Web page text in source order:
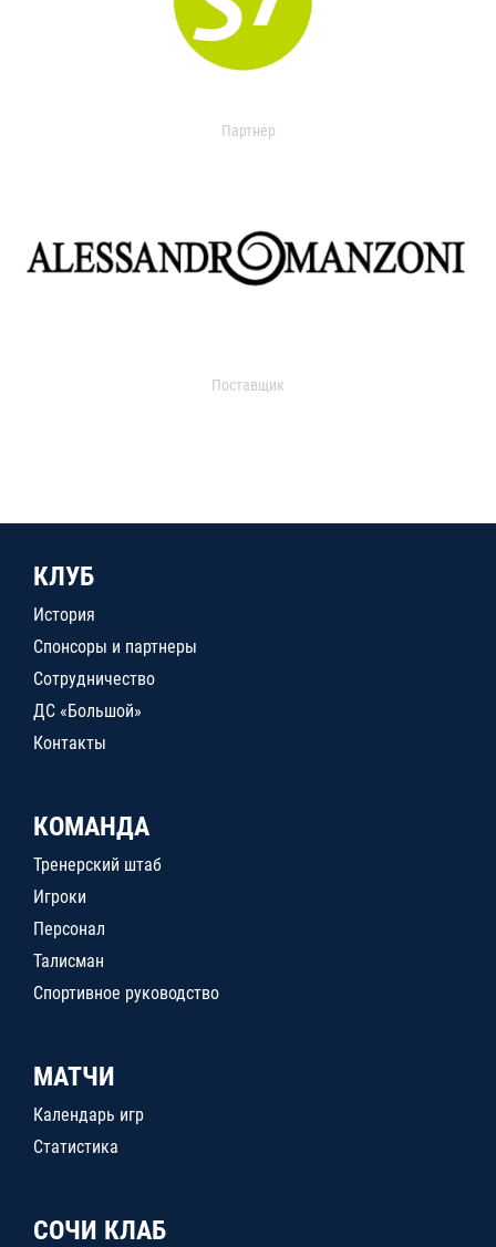
Партнер
Поставщик
КЛУБ
История
Спонсоры и партнеры
Сотрудничество
ДС «Большой»
Контакты
КОМАНДА
Тренерский штаб
Игроки
Персонал
Талисман
Спортивное руководство
МАТЧИ
Календарь игр
Статистика
СОЧИ КЛАБ